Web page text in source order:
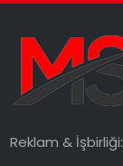
Reklam &